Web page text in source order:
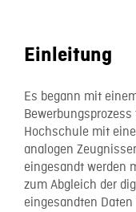
Einleitung
Es begann mit
Hochschule mit
analogen
eingesandt werden
zum Abgleich der
eingesandten